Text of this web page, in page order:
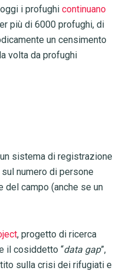
i profughi continuano
più di 6000 profughi, di
un censimento
volta da profughi
sistema di registrazione
numero di persone
del campo (anche se un
, progetto di ricerca
il cosiddetto “data gap”,
sulla crisi dei rifugiati e